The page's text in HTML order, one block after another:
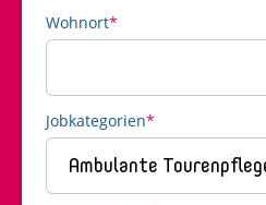
Wohnort*
Jobkategorien*